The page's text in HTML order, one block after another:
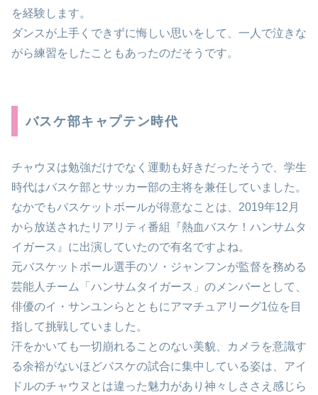
を経験します。
ダンスが上手くできずに悔しい思いをして、一人で泣きな
がら練習をしたこともあったのだそうです。
バスケ部キャプテン時代
チャウヌは勉強だけでなく運動も好きだったそうで、学生
時代はバスケ部とサッカー部の主将を兼任していました。
なかでもバスケットボールが得意なことは、2019年12月
から放送されたリアリティ番組『熱血バスケ！ハンサムタ
イガース』に出演していたので有名ですよね。
元バスケットボール選手のソ・ジャンフンが監督を務める
芸能人チーム「ハンサムタイガース」のメンバーとして、
俳優のイ・サンユンらとともにアマチュアリーグ1位を目
指して挑戦していました。
汗をかいても一切崩れることのない美貌、カメラを意識す
る余裕がないほどバスケの試合に集中している姿は、アイ
ドルのチャウヌとは違った魅力があり神々しささえ感じら